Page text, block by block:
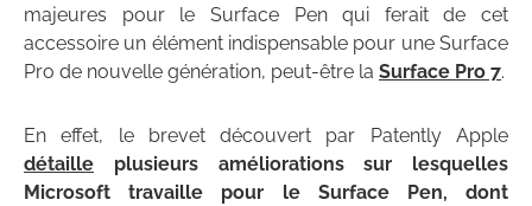
majeures pour le Surface Pen qui ferait de cet
accessoire un élément indispensable pour une Surface
Pro de nouvelle génération, peut-être la Surface Pro 7.
En effet, le brevet découvert par Patently Apple
détaille
plusieurs améliorations sur lesquelles
Microsoft travaille pour le Surface Pen, dont